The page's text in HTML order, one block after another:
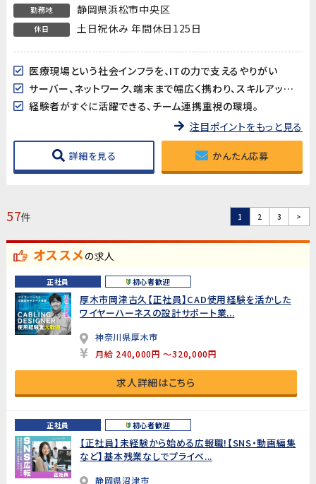
勤務地 静岡県浜松市中央区
休日 土日祝休み 年間休日125日
医療現場という社会インフラを、ITの力で支えるやりがい
サーバー、ネットワーク、端末まで幅広く携わり、スキルアップできる環境
経験者がすぐに活躍できる、チーム連携重視の環境。
注目ポイントをもっと見る
詳細を見る かんたん応募
57件 1 2 3 >
オススメの求人
正社員 初心者歓迎
厚木市岡津古久【正社員】CAD使用経験を活かした
ワイヤーハーネスの設計サポート業...
神奈川県厚木市
月給 240,000円 ～320,000円
求人詳細はこちら
正社員 初心者歓迎
【正社員】未経験から始める広報職!【SNS・動画編集
など】基本残業なしでプライベ...
静岡県沼津市